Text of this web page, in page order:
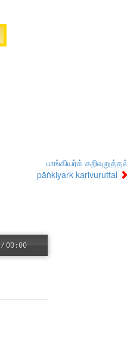
பாங்கியர்க்
pāṅkiyark kaṟivuṟuttal
/00:00